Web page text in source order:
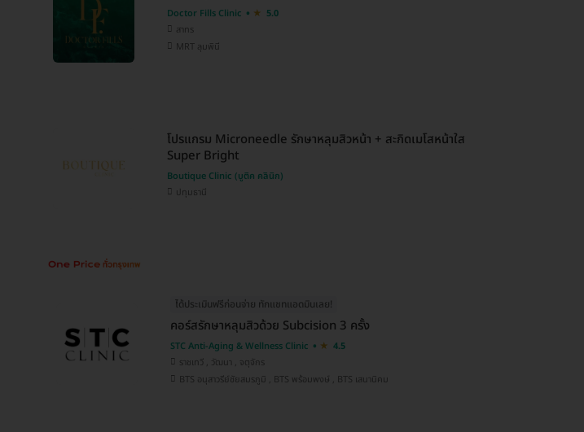
Doctor Fills Clinic
5.0
สาทร
MRT ลุมพินี
โปรแกรม Microneedle รักษาหลุมสิวหน้า + สะกิดเมโสหน้าใส
Super Bright
Boutique Clinic (บูติค คลินิก)
ปทุมธานี
ได้ประเมินฟรีก่อนจ่าย ทักแชทแอดมินเลย!
คอร์สรักษาหลุมสิวด้วย Subcision 3 ครั้ง
STC Anti-Aging & Wellness Clinic
4.5
ราชเทวี , วัฒนา , จตุจักร
BTS อนุสาวรีย์ชัยสมรภูมิ , BTS พร้อมพงษ์ , BTS เสนานิคม